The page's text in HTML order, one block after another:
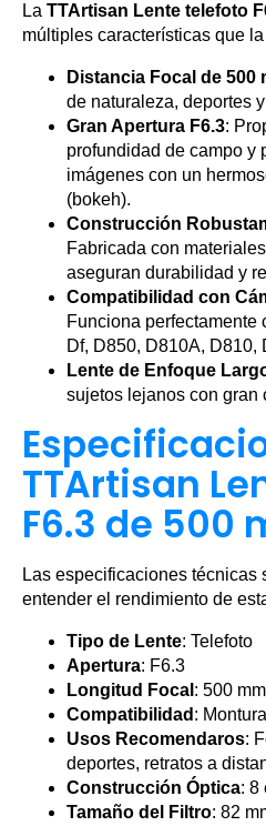
La TTArtisan Lente telefoto
múltiples características que
Distancia Focal de 500
de naturaleza, deportes
Gran Apertura F6.3:
profundidad de campo y
imágenes con un
(bokeh).
Construcción
Fabricada con
aseguran durabilidad y
Compatibilidad con
Funciona perfectamente
Df, D850, D810A, D810,
Lente de Enfoque
sujetos lejanos con gran
TTArtisan
F6.3 de 500
Las especificaciones técnicas
entender el rendimiento de
Tipo de Lente: Telefoto
Apertura: F6.3
Longitud Focal : 500 mm
Compatibilidad :
Usos Recomendaros:
deportes, retratos a
Construcción Óptica: 8
Tamaño del Filtro: 82